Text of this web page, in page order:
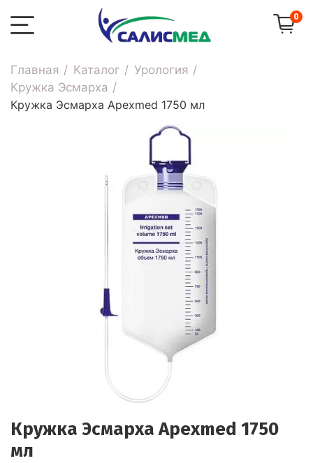
0
Главная Каталог
Урология
Кружка Эсмарха
Кружка Эсмарха Apexmed 1750 мл
Кружка Эсмарха Apexmed 1750
мл